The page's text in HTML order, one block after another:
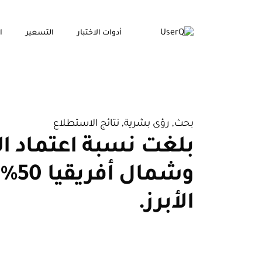
أدوات الاختبار التسعير
بحث, رؤى بشرية, نتائج الاستطلاع
بلغت نسبة اعتماد
الأبرز.